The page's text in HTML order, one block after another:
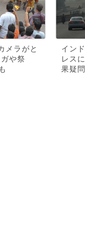
メラがと
や祭
イン
レス
果疑